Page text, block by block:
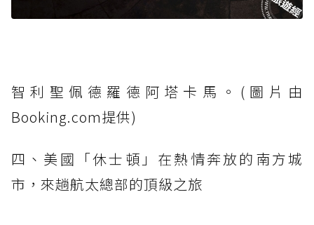
智利聖佩德羅德阿塔卡馬。(圖片由
Booking.com提供)
四、美國「休士頓」在熱情奔放的南方城
市，來趟航太總部的頂級之旅